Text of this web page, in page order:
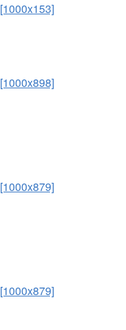
[1000x153]
[1000x898]
[1000x879]
[1000x879]